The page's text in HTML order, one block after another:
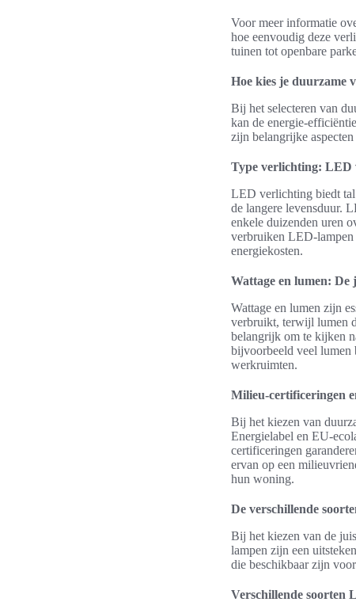
Voor meer informatie
hoe eenvoudig deze
tuinen tot openbare
Hoe kies je duurzame
Bij het selecteren van
kan de energie-
zijn belangrijke
Type verlichting: LED
LED verlichting biedt tal
de langere levensduur.
enkele duizenden uren
verbruiken LED-lampen
energiekosten.
Wattage en lumen: De
Wattage en lumen zijn
verbruikt, terwijl lumen
belangrijk om te kijken
bijvoorbeeld veel lumen
werkruimten.
Milieu-certificeringen
Bij het kiezen van
Energielabel en EU-
certificeringen
ervan op een
hun woning.
De verschillende
Bij het kiezen van de
lampen zijn een
die beschikbaar zijn
Verschillende soorten